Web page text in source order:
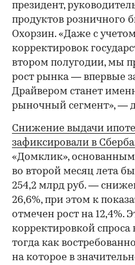
президент,
продуктов розничного
Охорзин. «Даже с
корректировок
втором полугодии, мы
рост рынка — впервые
Драйвером станет
рыночный сегмент», —
Снижение выдачи
зафиксировали в
«Домклик», основанным
во второй месяц лета
254,2 млрд руб. —
26,6%, при этом к
отмечен рост на 12,4%.
корректировкой спроса
тогда как
на которое в